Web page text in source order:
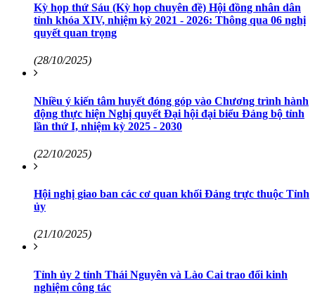
Kỳ họp thứ Sáu (Kỳ họp chuyên đề) Hội đồng nhân dân
tỉnh khóa XIV, nhiệm kỳ 2021 - 2026: Thông qua 06 nghị
quyết quan trọng
(28/10/2025)
Nhiều ý kiến tâm huyết đóng góp vào Chương trình hành
động thực hiện Nghị quyết Đại hội đại biểu Đảng bộ tỉnh
lần thứ I, nhiệm kỳ 2025 - 2030
(22/10/2025)
Hội nghị giao ban các cơ quan khối Đảng trực thuộc Tỉnh
ủy
(21/10/2025)
Tỉnh ủy 2 tỉnh Thái Nguyên và Lào Cai trao đổi kinh
nghiệm công tác